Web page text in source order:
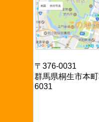
〒376-0031
群馬県桐生市本
6031